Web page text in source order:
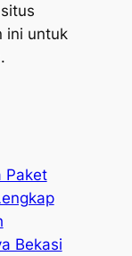
ini untuk
Paket
Bekasi